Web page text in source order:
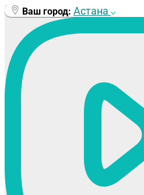
Перейти
содержимому
Ваш город: Астана